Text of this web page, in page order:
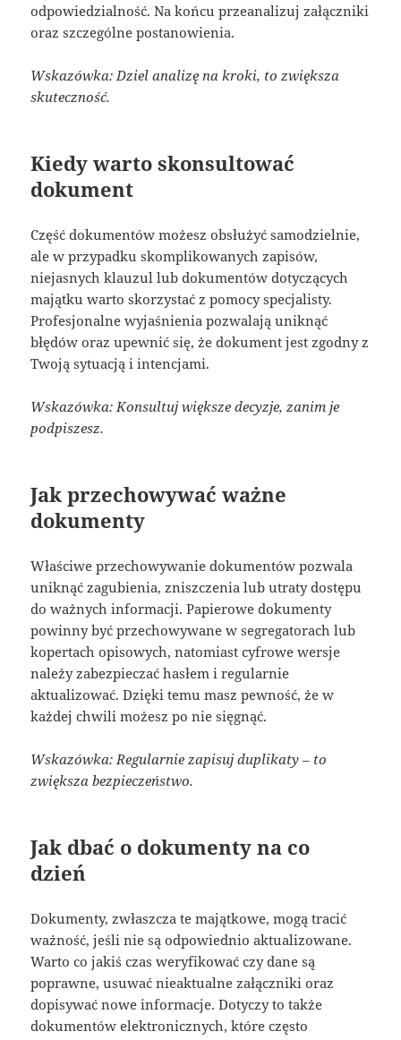
odpowiedzialność. Na końcu przeanalizuj załączniki
oraz szczególne postanowienia.
Wskazówka: Dziel analizę na kroki, to zwiększa
skuteczność.
Kiedy warto skonsultować
dokument
Część dokumentów możesz obsłużyć samodzielnie,
ale w przypadku skomplikowanych zapisów,
niejasnych klauzul lub dokumentów dotyczących
majątku warto skorzystać z pomocy specjalisty.
Profesjonalne wyjaśnienia pozwalają uniknąć
błędów oraz upewnić się, że dokument jest zgodny z
Twoją sytuacją i intencjami.
Wskazówka: Konsultuj większe decyzje, zanim je
podpiszesz.
Jak przechowywać ważne
dokumenty
Właściwe przechowywanie dokumentów pozwala
uniknąć zagubienia, zniszczenia lub utraty dostępu
do ważnych informacji. Papierowe dokumenty
powinny być przechowywane w segregatorach lub
kopertach opisowych, natomiast cyfrowe wersje
należy zabezpieczać hasłem i regularnie
aktualizować. Dzięki temu masz pewność, że w
każdej chwili możesz po nie sięgnąć.
Wskazówka: Regularnie zapisuj duplikaty – to
zwiększa bezpieczeństwo.
Jak dbać o dokumenty na co
dzień
Dokumenty, zwłaszcza te majątkowe, mogą tracić
ważność, jeśli nie są odpowiednio aktualizowane.
Warto co jakiś czas weryfikować czy dane są
poprawne, usuwać nieaktualne załączniki oraz
dopisywać nowe informacje. Dotyczy to także
dokumentów elektronicznych, które często